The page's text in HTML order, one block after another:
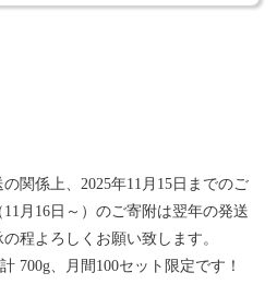
関係上、2025年11月15日までのご
月16日～）のご寄附は翌年の発送
程よろしくお願い致します。
700g、月間100セット限定です！